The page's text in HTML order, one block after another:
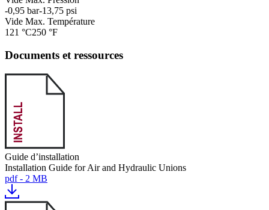
-0,95 bar-13,75 psi
Vide Max. Température
121 °C250 °F
Documents et ressources
Guide d’installation
Installation Guide for Air and Hydraulic Unions
pdf - 2 MB